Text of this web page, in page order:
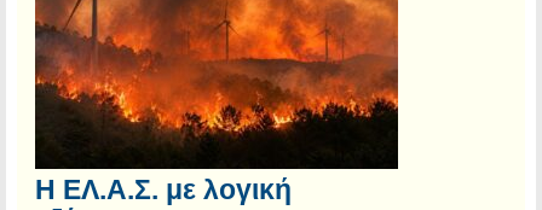
Η ΕΛ.Α.Σ. με λογική